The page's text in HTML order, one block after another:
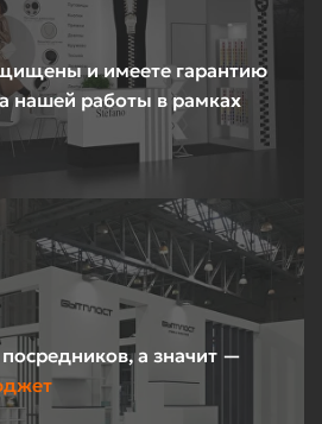
и имеете гарантию
нашей работы в рамках
а значит —